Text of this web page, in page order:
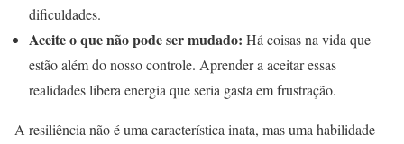
dificuldades.
Aceite o que não pode ser mudado: Há coisas na vida que
estão além do nosso controle. Aprender a aceitar essas
realidades libera energia que seria gasta em frustração.
A resiliência não é uma característica inata, mas uma habilidade